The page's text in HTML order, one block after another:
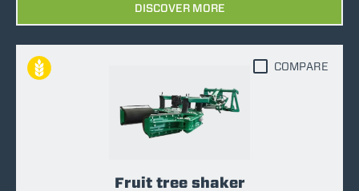
DISCOVER MORE
Fruit tree shaker
COMPARE